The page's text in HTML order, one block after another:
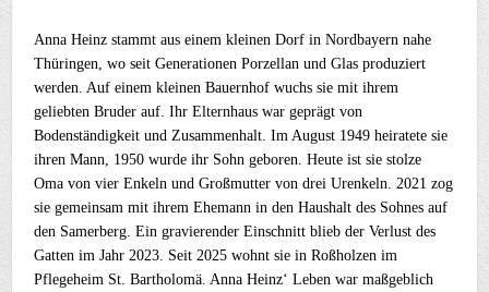
Anna Heinz stammt aus einem kleinen Dorf in Nordbayern nahe
Thüringen, wo seit Generationen Porzellan und Glas produziert
werden. Auf einem kleinen Bauernhof wuchs sie mit ihrem
geliebten Bruder auf. Ihr Elternhaus war geprägt von
Bodenständigkeit und Zusammenhalt. Im August 1949 heiratete sie
ihren Mann, 1950 wurde ihr Sohn geboren. Heute ist sie stolze
Oma von vier Enkeln und Großmutter von drei Urenkeln. 2021 zog
sie gemeinsam mit ihrem Ehemann in den Haushalt des Sohnes auf
den Samerberg. Ein gravierender Einschnitt blieb der Verlust des
Gatten im Jahr 2023. Seit 2025 wohnt sie in Roßholzen im
Pflegeheim St. Bartholomä. Anna Heinz‘ Leben war maßgeblich